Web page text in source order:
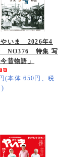
やいま 2026年4
NO376 特集 写
昔物語」
(本体 650円、税
)